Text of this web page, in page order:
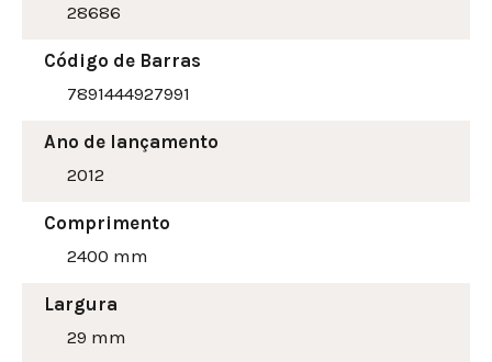
28686
Código de Barras
7891444927991
Ano de lançamento
2012
Comprimento
2400 mm
Largura
29 mm